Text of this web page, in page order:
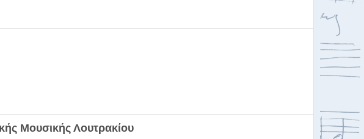
Μουσικής Λουτρακίου